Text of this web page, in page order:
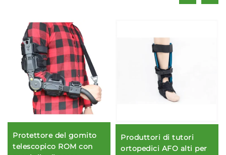
Protettore del gomito
telescopico ROM con
Produttori di tutori
ortopedici AFO alti per